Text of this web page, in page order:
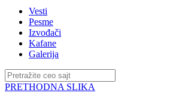
Vesti
Pesme
Izvođači
Kafane
Galerija
PRETHODNA SLIKA